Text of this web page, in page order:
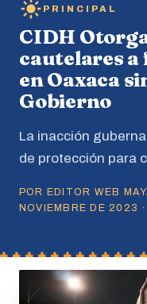
PRINCIPAL
CIDH
cautelares
en Oaxaca
Gobierno
La inacción
de protección para
POR EDITOR WEB
NOVIEMBRE DE 2023